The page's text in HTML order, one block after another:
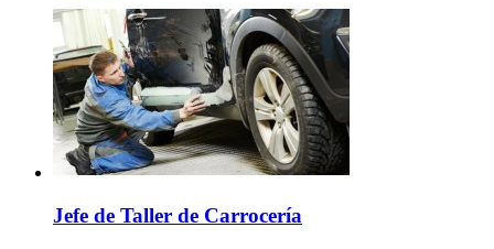
Jefe de Taller de Carrocería